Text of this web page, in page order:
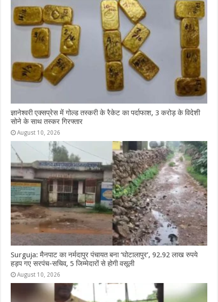
ज्ञानेश्वरी एक्सप्रेस में गोल्ड तस्करी के रैकेट का पर्दाफाश, 3 करोड़ के विदेशी
सोने के साथ तस्कर गिरफ्तार
August 10, 2026
Surguja: मैनपाट का नर्मदापुर पंचायत बना ‘घोटालापुर’, 92.92 लाख रुपये
हड़प गए सरपंच-सचिव, 5 जिम्मेदारों से होगी वसूली
August 10, 2026